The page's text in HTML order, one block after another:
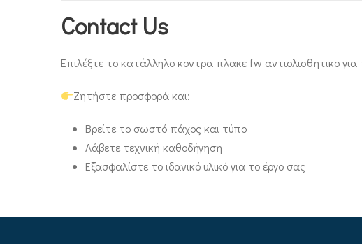
Contact Us
Επιλέξτε το κατάλληλο κοντρα πλακε fw αντιολισθητικο
Ζητήστε προσφορά και:
Βρείτε το σωστό πάχος και τύπο
Λάβετε τεχνική καθοδήγηση
Εξασφαλίστε το ιδανικό υλικό για το έργο σας